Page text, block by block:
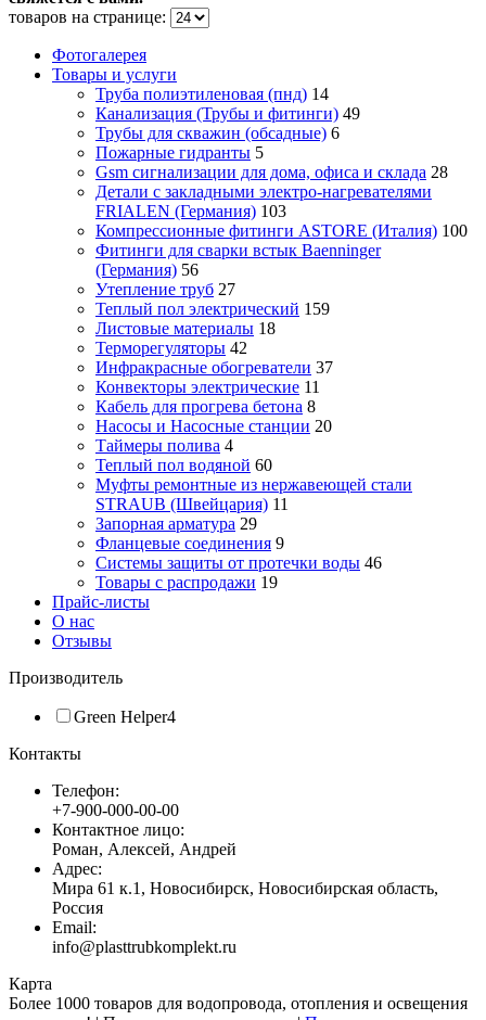
товаров на странице:
Фотогалерея
Товары и услуги
Труба полиэтиленовая (пнд) 14
Канализация (Трубы и фитинги) 49
Трубы для скважин (обсадные) 6
Пожарные гидранты 5
Gsm сигнализации для дома, офиса и склада 28
Детали с закладными электро-нагревателями
FRIALEN (Германия) 103
Компрессионные фитинги ASTORE (Италия) 100
Фитинги для сварки встык Baenninger
(Германия) 56
Утепление труб 27
Теплый пол электрический 159
Листовые материалы 18
Терморегуляторы 42
Инфракрасные обогреватели 37
Конвекторы электрические 11
Кабель для прогрева бетона 8
Насосы и Насосные станции 20
Таймеры полива 4
Теплый пол водяной 60
Муфты ремонтные из нержавеющей стали
STRAUB (Швейцария) 11
Запорная арматура 29
Фланцевые соединения 9
Системы защиты от протечки воды 46
Товары с распродажи 19
Прайс-листы
О нас
Отзывы
Производитель
Green Helper4
Контакты
Телефон:
+7-900-000-00-00
Контактное лицо:
Роман, Алексей, Андрей
Адрес:
Мира 61 к.1, Новосибирск, Новосибирская область,
Россия
Email:
info@plasttrubkomplekt.ru
Карта
Более 1000 товаров для водопровода, отопления и освещения